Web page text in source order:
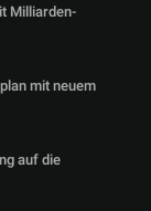
Milliarden-
mit neuem
auf die